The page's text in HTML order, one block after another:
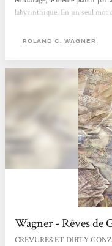
labyrinthique. En un seul mot
décrire le monde tel qu’il
ROLAND C. WAGNER
Wagner - Rêves de
CREVURES ET DIRTY